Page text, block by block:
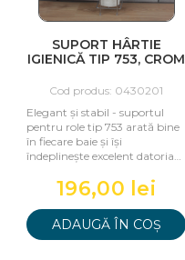
SUPORT HÂRTIE
IGIENICĂ TIP 753, CROM
Cod produs: 0430201
Elegant și stabil - suportul
pentru role tip 753 arată bine
în fiecare baie și își
îndeplinește excelent datoria
196,00 lei
ADAUGĂ ÎN COȘ